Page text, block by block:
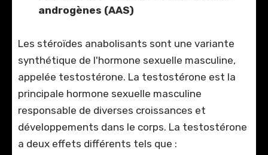
androgènes (AAS)
Les stéroïdes anabolisants sont une variante
synthétique de l'hormone sexuelle masculine,
appelée testostérone. La testostérone est la
principale hormone sexuelle masculine
responsable de diverses croissances et
développements dans le corps. La testostérone
a deux effets différents tels que :